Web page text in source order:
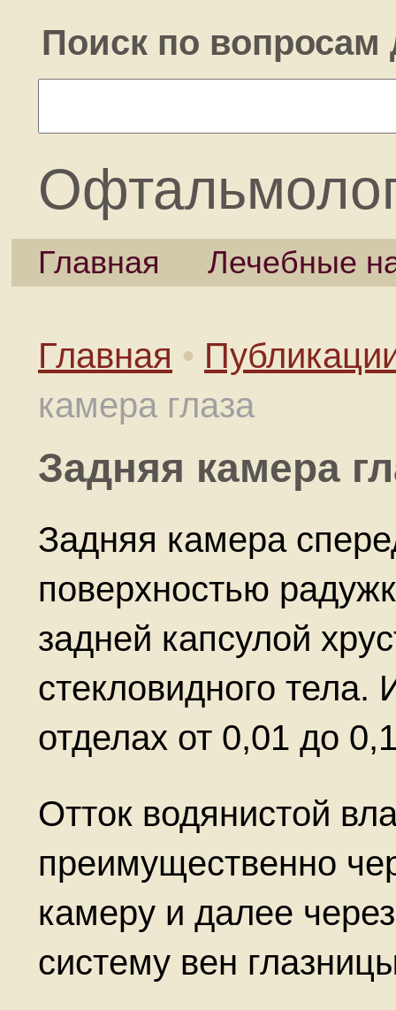
Поиск по вопросам
Главная Лечебные
Главная •
камера глаза
Задняя камера
Задняя камера
поверхностью
задней капсулой
стекловидного тела.
отделах от 0,01 до
Отток водянистой
преимущественно
камеру и далее
систему вен